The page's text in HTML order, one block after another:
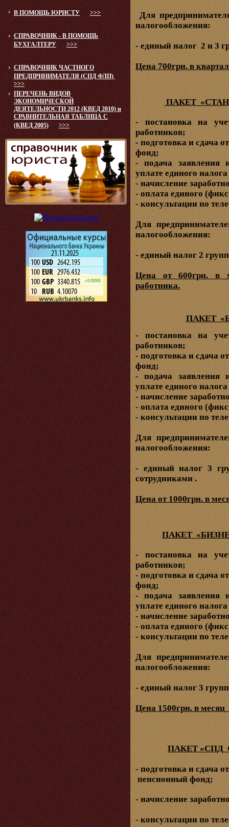
В ПОМОЩЬ ЮРИСТУ >>>
СПРАВОЧНИК - В ПОМОЩЬ
БУХГАЛТЕРУ
>>>
СПРАВОЧНИК ЧАСТНОГО
ПРЕДПРИНИМАТЕЛЯ (СПД ФЛП)
>>>
ПЕРЕЧЕНЬ ВИДОВ
ЭКОНОМИЧЕСКОЙ
ДЕЯТЕЛЬНОСТИ 2012 (КВЕД 2010) и
СРАВНИТЕЛЬНАЯ ТАБЛИЦА С
(КВЕД 2005)
>>>
Для
налогообложения:
- единый налог 2 и 3
Цена 700грн. в
ПАКЕТ
- постановка на
работников;
- подготовка и сдача
фонд;
- подача заявления
уплате единого
- начисление
- оплата единого
- консультации по
Для
налогообложения:
- единый налог 2
Цена от 600грн. в
работника.
ПАКЕТ
- постановка на
работников;
- подготовка и сдача
фонд;
- подача заявления
уплате единого
- начисление
- оплата единого
- консультации по
Для
налогообложения:
- единый налог 3
сотрудниками .
Цена от 1000грн. в
ПАКЕТ
- постановка на
работников;
- подготовка и сдача
фонд;
- подача заявления
уплате единого
- начисление
- оплата единого
- консультации по
Для
налогообложения:
- единый налог 3
Цена 1500грн. в месяц
ПАКЕТ «СПД
- подготовка и сдача
пенсионный фонд;
- начисление
- консультации по